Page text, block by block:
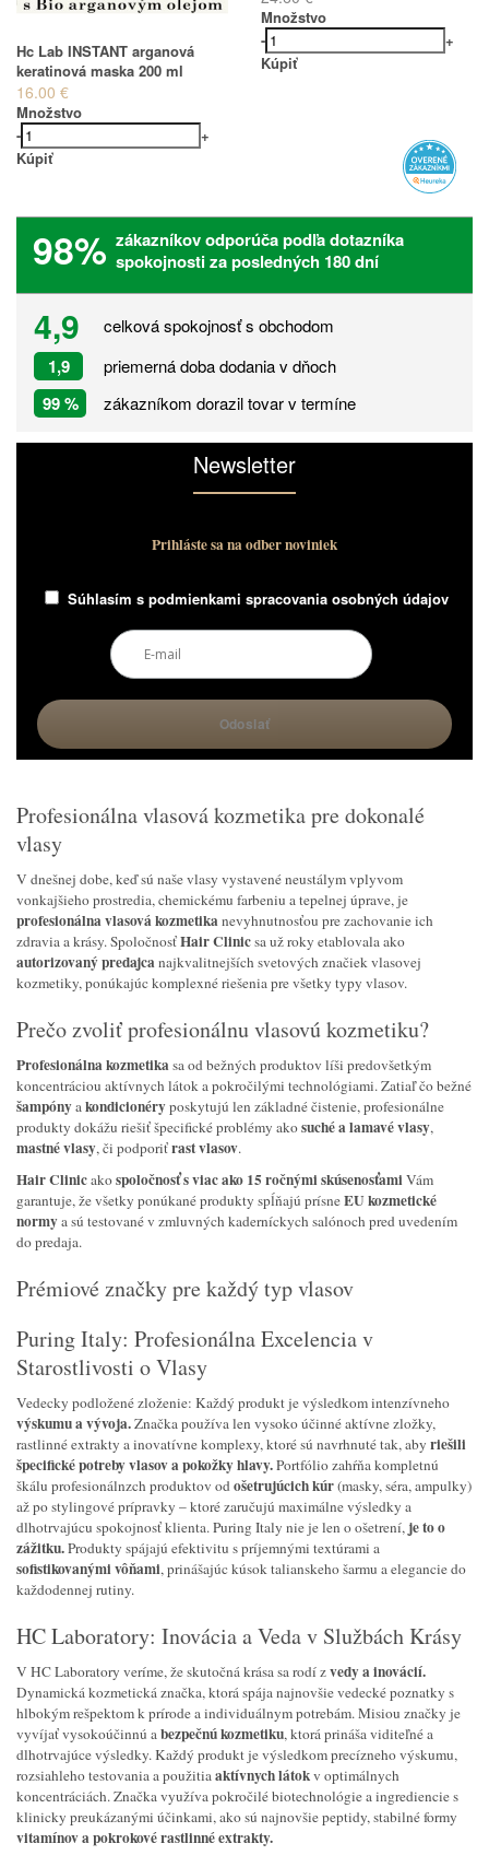
Hc Lab INSTANT arganová
keratinová maska 200 ml
16.00 €
Množstvo
-
+
Kúpiť
Množstvo
-
+
Kúpiť
98% zákazníkov odporúča podľa dotazníka
spokojnosti za posledných 180 dní
4,9 celková spokojnosť s obchodom
1,9 priemerná doba dodania v dňoch
99 % zákazníkom dorazil tovar v termíne
Newsletter
Prihláste sa na odber noviniek
Súhlasím s podmienkami spracovania osobných údajov
Profesionálna vlasová kozmetika pre dokonalé
vlasy
V dnešnej dobe, keď sú naše vlasy vystavené neustálym vplyvom
vonkajšieho prostredia, chemickému farbeniu a tepelnej úprave, je
profesionálna vlasová kozmetikanevyhnutnosťou pre zachovanie ich
zdravia a krásy. SpoločnosťHair Clinicsa už roky etablovala ako
autorizovaný predajcanajkvalitnejších svetových značiek vlasovej
kozmetiky, ponúkajúc komplexné riešenia pre všetky typy vlasov.
Prečo zvoliť profesionálnu vlasovú kozmetiku?
Profesionálna kozmetikasa od bežných produktov líši predovšetkým
koncentráciou aktívnych látok a pokročilými technológiami. Zatiaľ čo bežné
šampónyakondicionéryposkytujú len základné čistenie, profesionálne
produkty dokážu riešiť špecifické problémy akosuché a lamavé vlasy,
mastné vlasy, či podporiťrast vlasov.
Hair Clinicakospoločnosť s viac ako 15 ročnými skúsenosťamiVám
garantuje, že všetky ponúkané produkty spĺňajú prísneEU kozmetické
normya sú testované v zmluvných kaderníckych salónoch pred uvedením
do predaja.
Prémiové značky pre každý typ vlasov
Puring Italy: Profesionálna Excelencia v
Starostlivosti o Vlasy
Vedecky podložené zloženie: Každý produkt je výsledkom intenzívneho
výskumu a vývoja.Značka používa len vysoko účinné aktívne zložky,
rastlinné extrakty a inovatívne komplexy, ktoré sú navrhnuté tak, aby riešili
špecifické potreby vlasov a pokožky hlavy.Portfólio zahŕňa kompletnú
škálu profesionálnzch produktov odošetrujúcich kúr(masky, séra, ampulky)
až po stylingové prípravky – ktoré zaručujú maximálne výsledky a
dlhotrvajúcu spokojnosť klienta. Puring Italy nie je len o ošetrení, je to o
zážitku.Produkty spájajú efektivitu s príjemnými textúrami a
sofistikovanými vôňami, prinášajúc kúsok talianskeho šarmu a elegancie do
každodennej rutiny.
HC Laboratory: Inovácia a Veda v Službách Krásy
V HC Laboratory veríme, že skutočná krása sa rodí zvedy a inovácií.
Dynamická kozmetická značka, ktorá spája najnovšie vedecké poznatky s
hlbokým rešpektom k prírode a individuálnym potrebám. Misiou značky je
vyvíjať vysokoúčinnú abezpečnú kozmetiku, ktorá prináša viditeľné a
dlhotrvajúce výsledky. Každý produkt je výsledkom precízneho výskumu,
rozsiahleho testovania a použitiaaktívnych látokv optimálnych
koncentráciách. Značka využíva pokročilé biotechnológie a ingrediencie s
klinicky preukázanými účinkami, ako sú najnovšie peptidy, stabilné formy
vitamínov a pokrokové rastlinné extrakty.